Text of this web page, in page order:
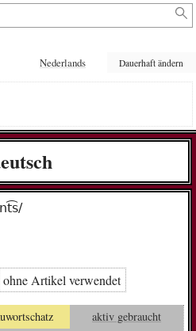
Nederlands Dauerhaft ändern
ohne Artikel verwendet
aktiv gebraucht